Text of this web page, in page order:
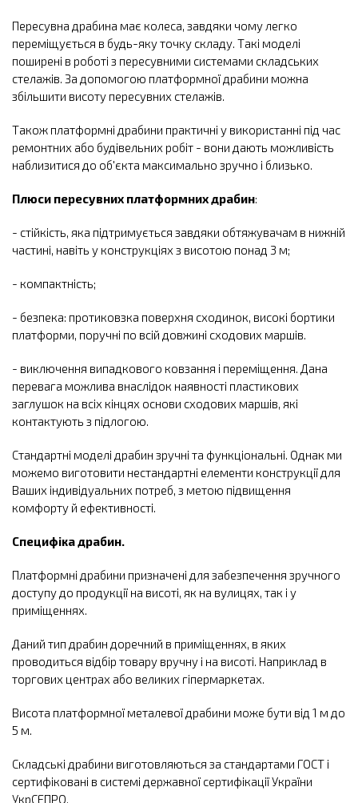
Пересувна драбина має колеса, завдяки чому легко
переміщується в будь-яку точку складу. Такі моделі
поширені в роботі з пересувними системами складських
стелажів. За допомогою платформної драбини можна
збільшити висоту пересувних стелажів.
Також платформні драбини практичні у використанні під час
ремонтних або будівельних робіт - вони дають можливість
наблизитися до об'єкта максимально зручно і близько.
Плюси пересувних платформних драбин:
- стійкість, яка підтримується завдяки обтяжувачам в нижній
частині, навіть у конструкціях з висотою понад 3 м;
- компактність;
- безпека: протиковзка поверхня сходинок, високі бортики
платформи, поручні по всій довжині сходових маршів.
- виключення випадкового ковзання і переміщення. Дана
перевага можлива внаслідок наявності пластикових
заглушок на всіх кінцях основи сходових маршів, які
контактують з підлогою.
Стандартні моделі драбин зручні та функціональні. Однак ми
можемо виготовити нестандартні елементи конструкції для
Ваших індивідуальних потреб, з метою підвищення
комфорту й ефективності.
Специфіка драбин.
Платформні драбини призначені для забезпечення зручного
доступу до продукції на висоті, як на вулицях, так і у
приміщеннях.
Даний тип драбин доречний в приміщеннях, в яких
проводиться відбір товару вручну і на висоті. Наприклад в
торгових центрах або великих гіпермаркетах.
Висота платформної металевої драбини може бути від 1 м до
5 м.
Складські драбини виготовляються за стандартами ГОСТ і
сертифіковані в системі державної сертифікації України
УкрСЕПРО.